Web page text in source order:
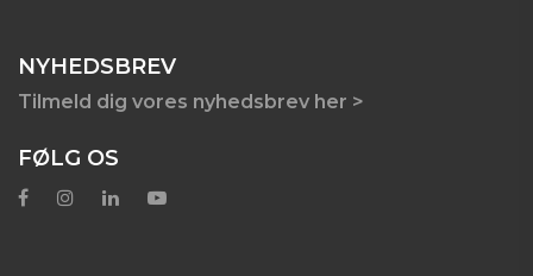
NYHEDSBREV
Tilmeld dig vores nyhedsbrev her >
FØLG OS